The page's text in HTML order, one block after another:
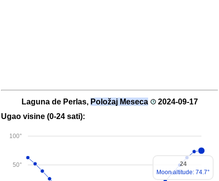
Laguna de Perlas, Položaj Meseca
2024-09-17
Ugao visine (0-24 sati):
50°
100°
24
Moon altitude: 74.7°